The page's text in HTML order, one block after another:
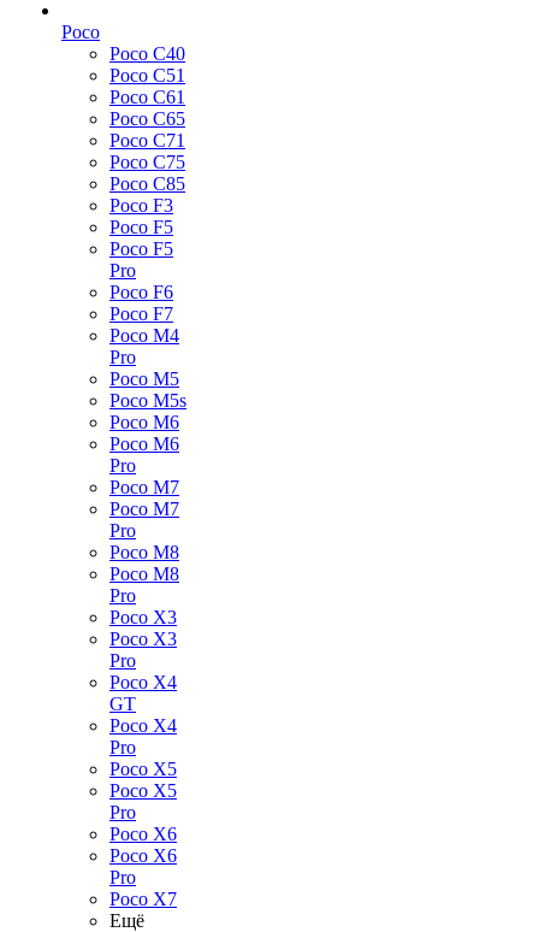
Poco
Poco C40
Poco C51
Poco C61
Poco C65
Poco C71
Poco C75
Poco C85
Poco F3
Poco F5
Poco F5
Pro
Poco F6
Poco F7
Poco M4
Pro
Poco M5
Poco M5s
Poco M6
Poco M6
Pro
Poco M7
Poco M7
Pro
Poco M8
Poco M8
Pro
Poco X3
Poco X3
Pro
Poco X4
GT
Poco X4
Pro
Poco X5
Poco X5
Pro
Poco X6
Poco X6
Pro
Poco X7
Ещё